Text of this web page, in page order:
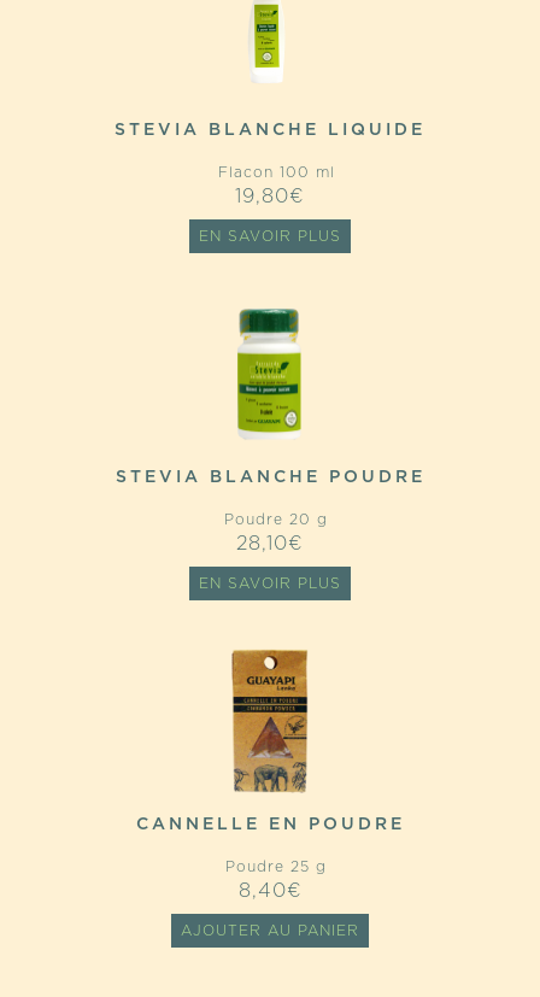
STEVIA BLANCHE LIQUIDE
Flacon 100 ml
19,80€
EN SAVOIR PLUS
STEVIA BLANCHE POUDRE
Poudre 20 g
28,10€
EN SAVOIR PLUS
CANNELLE EN POUDRE
Poudre 25 g
8,40€
AJOUTER AU PANIER